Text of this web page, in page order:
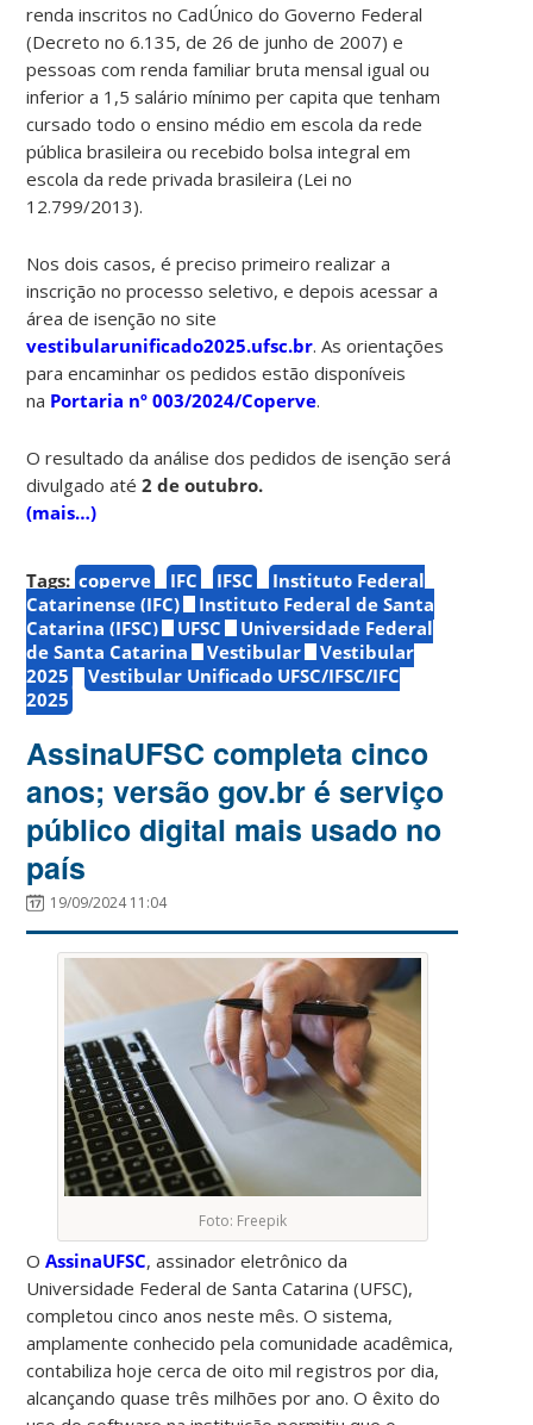
renda inscritos no CadÚnico do Governo Federal
(Decreto no 6.135, de 26 de junho de 2007) e
pessoas com renda familiar bruta mensal igual ou
inferior a 1,5 salário mínimo per capita que tenham
cursado todo o ensino médio em escola da rede
pública brasileira ou recebido bolsa integral em
escola da rede privada brasileira (Lei no
12.799/2013).
Nos dois casos, é preciso primeiro realizar a
inscrição no processo seletivo, e depois acessar a
área de isenção no site
vestibularunificado2025.ufsc.br. As orientações
para encaminhar os pedidos estão disponíveis
na Portaria nº 003/2024/Coperve.
O resultado da análise dos pedidos de isenção será
divulgado até2 de outubro.
(mais…)
Tags: coperve IFC IFSC
Instituto Federal
Catarinense (IFC)
Instituto Federal de Santa
Catarina (IFSC)
UFSC
Universidade Federal
de Santa Catarina
Vestibular
Vestibular
2025
Vestibular Unificado UFSC/IFSC/IFC
2025
AssinaUFSC completa cinco
anos; versão gov.br é serviço
público digital mais usado no
país
19/09/2024 11:04
Foto: Freepik
OAssinaUFSC, assinador eletrônico da
Universidade Federal de Santa Catarina (UFSC),
completou cinco anos neste mês. O sistema,
amplamente conhecido pela comunidade acadêmica,
contabiliza hoje cerca de oito mil registros por dia,
alcançando quase três milhões por ano. O êxito do